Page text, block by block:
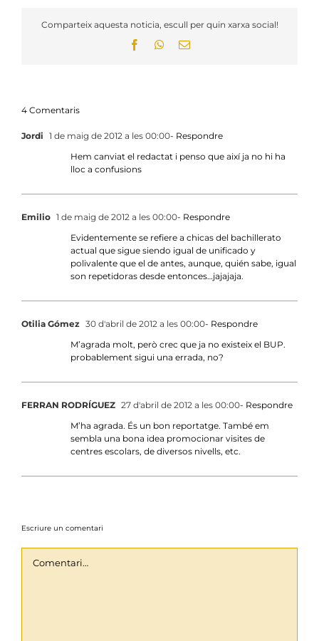
Comparteix aquesta noticia, escull per quin xarxa social!
FacebookWhatsApp
Email:
4 Comentaris
Jordi 1 de maig de 2012 a les 00:00- Respondre
Hem canviat el redactat i penso que així ja no hi ha
lloc a confusions
Emilio 1 de maig de 2012 a les 00:00- Respondre
Evidentemente se refiere a chicas del bachillerato
actual que sigue siendo igual de unificado y
polivalente que el de antes, aunque, quién sabe, igual
son repetidoras desde entonces…jajajaja.
Otilia Gómez 30 d'abril de 2012 a les 00:00- Respondre
M’agrada molt, però crec que ja no existeix el BUP.
probablement sigui una errada, no?
FERRAN RODRÍGUEZ 27 d'abril de 2012 a les 00:00- Respondre
M’ha agrada. És un bon reportatge. També em
sembla una bona idea promocionar visites de
centres escolars, de diversos nivells, etc.
Escriure un comentari